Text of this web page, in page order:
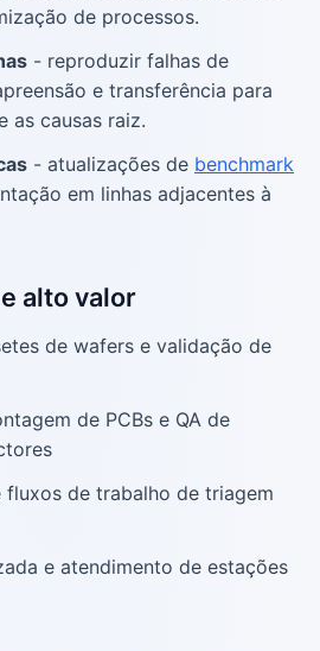
de processos.
- reproduzir falhas de
e transferência para
as causas raiz.
- atualizações de benchmark
em linhas adjacentes à
alto valor
de wafers e validação de
de PCBs e QA de
fluxos de trabalho de triagem
e atendimento de estações